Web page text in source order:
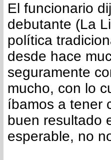
El funcionario
debutante (La
política
desde hace
seguramente
mucho, con lo
íbamos a tener
buen resultado
esperable, no